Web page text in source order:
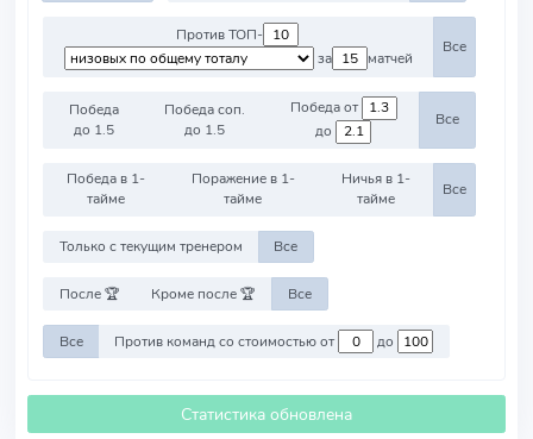
Против ТОП-
за
матчей
Все
Победа
до 1.5
Победа соп.
до 1.5
Победа от
до
Все
Победа в 1-
тайме
Поражение в 1-
тайме
Ничья в 1-
тайме
Все
Только с текущим тренером Все
После 🏆 Кроме после 🏆 Все
Все Против команд со стоимостью от до
Статистика обновлена